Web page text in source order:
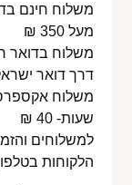
מעל 350 ₪
דרך דואר ישראל-
שעות- 40 ₪
למשלוחים
הלקוחות